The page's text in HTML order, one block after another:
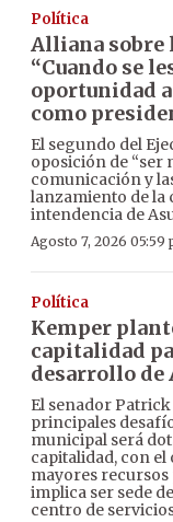
Política
Alliana sobre
“Cuando se
oportunidad
como
El segundo del
oposición de “ser
comunicación y
lanzamiento de la
intendencia de
Agosto 7, 2026 05:59
Política
Kemper
capitalidad
desarrollo de
El senador
principales
municipal será
capitalidad, con
mayores recursos
implica ser sede
centro de